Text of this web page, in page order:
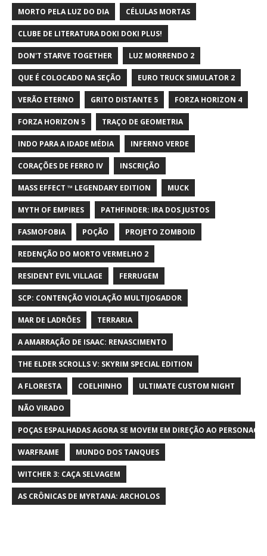
MORTO PELA LUZ DO DIA CÉLULAS MORTAS
CLUBE DE LITERATURA DOKI DOKI PLUS!
DON'T STARVE TOGETHER LUZ MORRENDO 2
QUE É COLOCADO NA SEÇÃO EURO TRUCK SIMULATOR 2
VERÃO ETERNO GRITO DISTANTE 5 FORZA HORIZON 4
FORZA HORIZON 5 TRAÇO DE GEOMETRIA
INDO PARA A IDADE MÉDIA INFERNO VERDE
CORAÇÕES DE FERRO IV INSCRIÇÃO
MASS EFFECT ™ LEGENDARY EDITION MUCK
MYTH OF EMPIRES PATHFINDER: IRA DOS JUSTOS
FASMOFOBIA POÇÃO PROJETO ZOMBOID
REDENÇÃO DO MORTO VERMELHO 2
RESIDENT EVIL VILLAGE FERRUGEM
SCP: CONTENÇÃO VIOLAÇÃO MULTIJOGADOR
MAR DE LADRÕES TERRARIA
A AMARRAÇÃO DE ISAAC: RENASCIMENTO
THE ELDER SCROLLS V: SKYRIM SPECIAL EDITION
A FLORESTA COELHINHO ULTIMATE CUSTOM NIGHT
NÃO VIRADO
POÇAS ESPALHADAS AGORA SE MOVEM EM DIREÇÃO AO
WARFRAME MUNDO DOS TANQUES
WITCHER 3: CAÇA SELVAGEM
AS CRÔNICAS DE MYRTANA: ARCHOLOS